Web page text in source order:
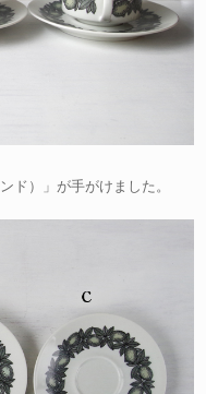
ド）」が手がけました。